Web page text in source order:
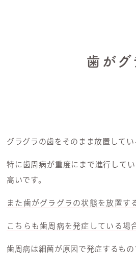
歯が
グラグラの歯をそのまま放置して
特に歯周病が重度にまで進行して
高いです。
また歯がグラグラの状態を放置す
こちらも歯周病を発症している場
歯周病は細菌が原因で発症するも